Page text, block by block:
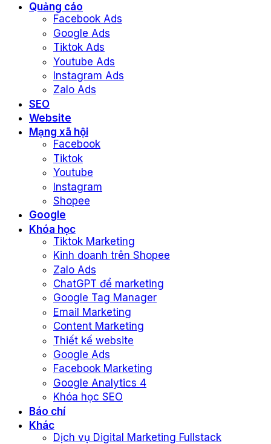
Quảng cáo
Facebook Ads
Google Ads
Tiktok Ads
Youtube Ads
Instagram Ads
Zalo Ads
SEO
Website
Mạng xã hội
Facebook
Tiktok
Youtube
Instagram
Shopee
Google
Khóa học
Tiktok Marketing
Kinh doanh trên Shopee
Zalo Ads
ChatGPT để marketing
Google Tag Manager
Email Marketing
Content Marketing
Thiết kế website
Google Ads
Facebook Marketing
Google Analytics 4
Khóa học SEO
Báo chí
Khác
Dịch vụ Digital Marketing Fullstack